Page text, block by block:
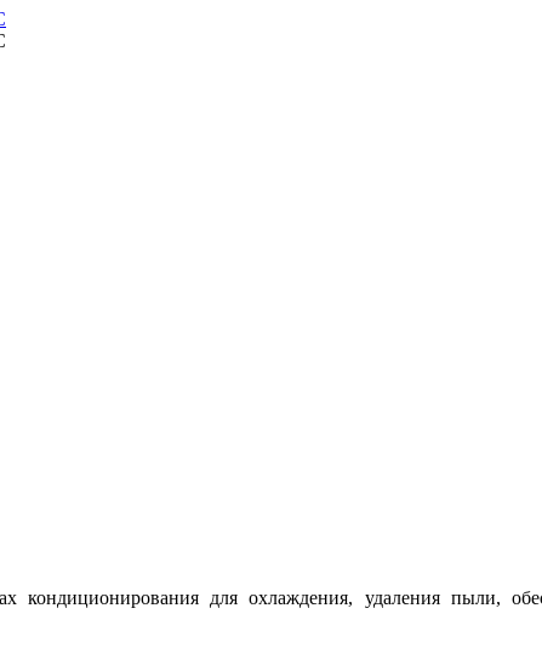
кондиционирования для охлаждения, удаления пыли,